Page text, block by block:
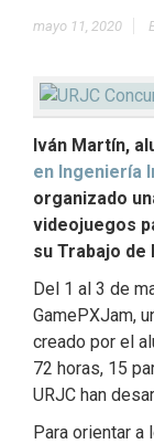
mayo 11, 2020
Iván Martín,
en Ingeniería
organizado
videojuegos
su Trabajo de
Del 1 al 3 de
GamePXJam,
creado por el
72 horas, 15
URJC han
Para orientar a